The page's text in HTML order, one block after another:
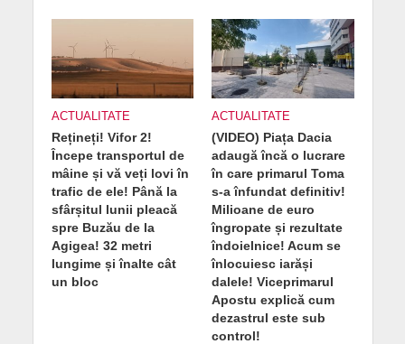
ACTUALITATE
Rețineți! Vifor 2!
Începe transportul de
mâine și vă veți lovi în
trafic de ele! Până la
sfârșitul lunii pleacă
spre Buzău de la
Agigea! 32 metri
lungime și înalte cât
un bloc
ACTUALITATE
(VIDEO) Piața Dacia
adaugă încă o lucrare
în care primarul Toma
s-a înfundat definitiv!
Milioane de euro
îngropate și rezultate
îndoielnice! Acum se
înlocuiesc iarăși
dalele! Viceprimarul
Apostu explică cum
dezastrul este sub
control!